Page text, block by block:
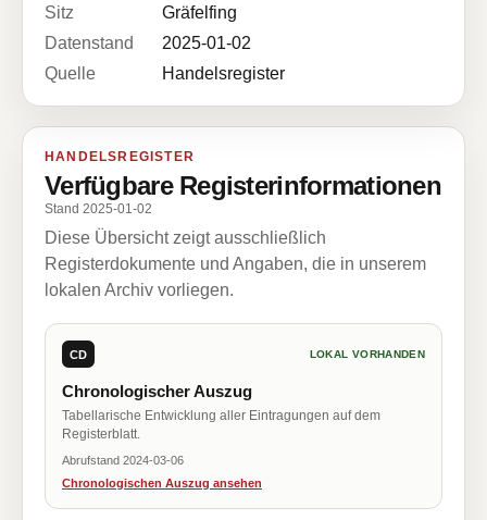
Sitz
Gräfelfing
Datenstand
2025-01-02
Quelle
Handelsregister
HANDELSREGISTER
Verfügbare Registerinformationen
Stand 2025-01-02
Diese Übersicht zeigt ausschließlich
Registerdokumente und Angaben, die in unserem
lokalen Archiv vorliegen.
CD LOKAL VORHANDEN
Chronologischer Auszug
Tabellarische Entwicklung aller Eintragungen auf dem
Registerblatt.
Abrufstand 2024-03-06
Chronologischen Auszug ansehen